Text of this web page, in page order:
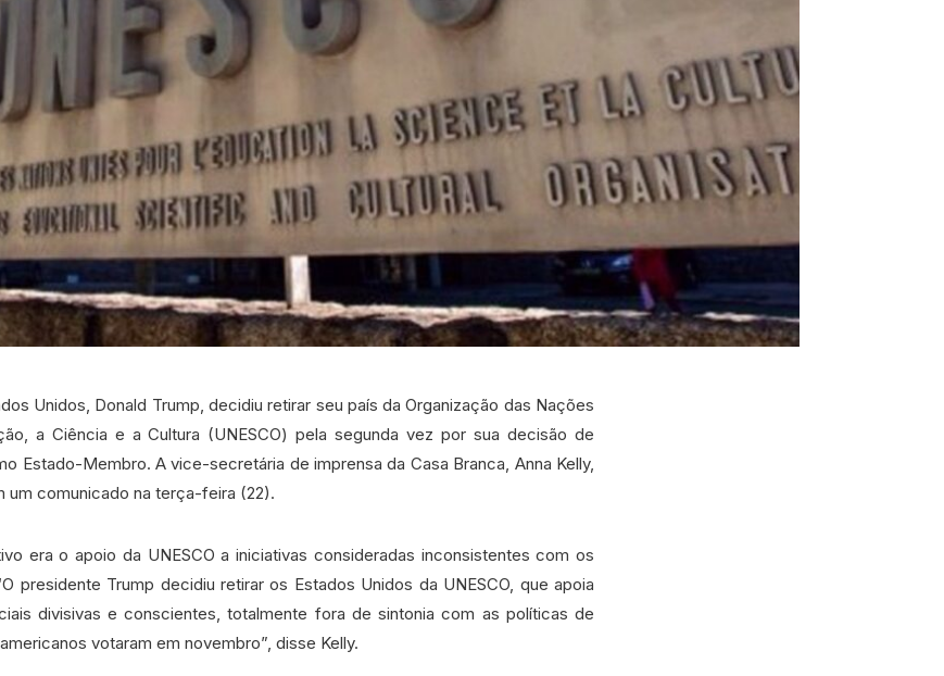
Unidos, Donald Trump, decidiu retirar seu país da Organização das Nações
a Ciência e a Cultura (UNESCO) pela segunda vez por sua decisão de
Estado-Membro. A vice-secretária de imprensa da Casa Branca, Anna Kelly,
um comunicado na terça-feira (22).
era o apoio da UNESCO a iniciativas consideradas inconsistentes com os
presidente Trump decidiu retirar os Estados Unidos da UNESCO, que apoia
divisivas e conscientes, totalmente fora de sintonia com as políticas de
votaram em novembro”, disse Kelly.